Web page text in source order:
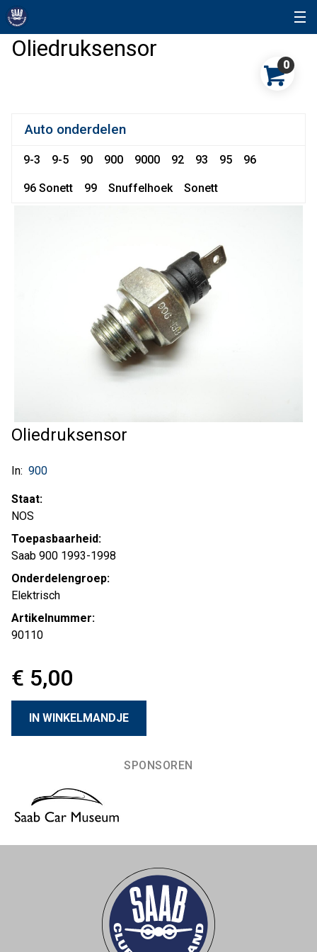
Oliedruksensor
0
Auto onderdelen
9-3 9-5 90 900 9000 92 93 95 96
96 Sonett 99 Snuffelhoek Sonett
Oliedruksensor
In: 900
Staat:
NOS
Toepasbaarheid:
Saab 900 1993-1998
Onderdelengroep:
Elektrisch
Artikelnummer:
90110
€ 5,00
SPONSOREN